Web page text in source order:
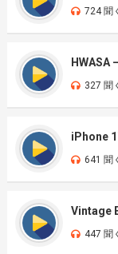
724 聞
HWASA
327 聞
iPhone
641 聞
Vintage
447 聞